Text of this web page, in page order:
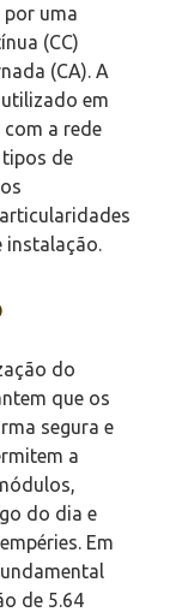
por uma
(CC)
(CA). A
em
com a rede
tipos de
do
que os
segura e
a
do dia e
Em
de 5.64